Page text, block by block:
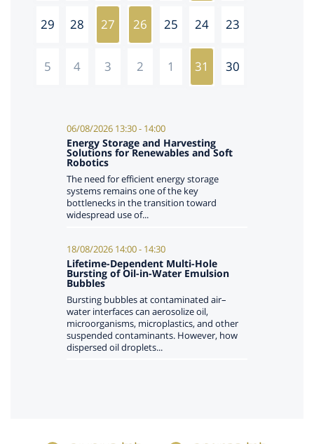
23
24
25
26
27
28
29
30
31
1
2
3
4
5